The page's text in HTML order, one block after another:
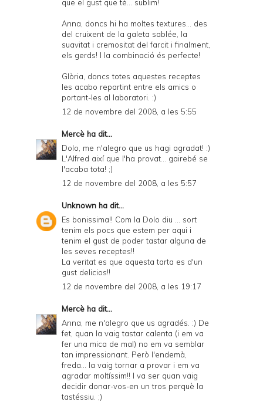
que el gust que té... sublim!
Anna, doncs hi ha moltes textures... des
del cruixent de la galeta sablée, la
suavitat i cremositat del farcit i finalment,
els gerds! I la combinació és perfecte!
Glòria, doncs totes aquestes receptes
les acabo repartint entre els amics o
portant-les al laboratori. :)
12 de novembre del 2008, a les 5:55
Mercè ha dit...
Dolo, me n'alegro que us hagi agradat! :)
L'Alfred així que l'ha provat... gairebé se
l'acaba tota! ;)
12 de novembre del 2008, a les 5:57
Unknown ha dit...
Es bonissima!! Com la Dolo diu ... sort
tenim els pocs que estem per aqui i
tenim el gust de poder tastar alguna de
les seves receptes!!
La veritat es que aquesta tarta es d'un
gust delicios!!
12 de novembre del 2008, a les 19:17
Mercè ha dit...
Anna, me n'alegro que us agradés. :) De
fet, quan la vaig tastar calenta (i em va
fer una mica de mal) no em va semblar
tan impressionant. Però l'endemà,
freda... la vaig tornar a provar i em va
agradar moltíssim!! I va ser quan vaig
decidir donar-vos-en un tros perquè la
tastéssiu. ;)